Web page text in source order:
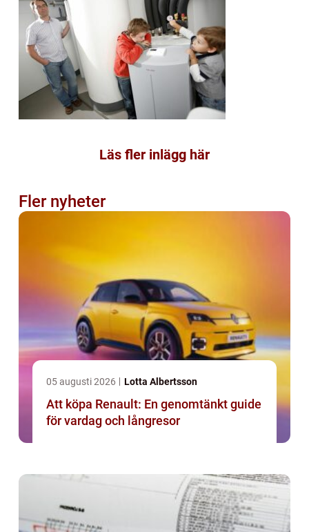
Läs fler inlägg här
Fler nyheter
05 augusti 2026 Lotta Albertsson
Att köpa Renault: En genomtänkt guide
för vardag och långresor